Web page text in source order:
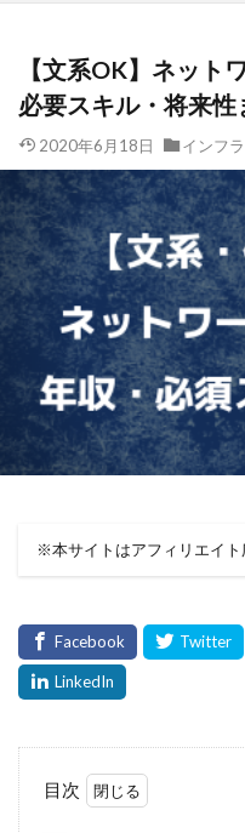
【文系OK】ネット
必要スキル・将来性
2020年6月18日 インフ
※本サイトはアフィリエイト
目次